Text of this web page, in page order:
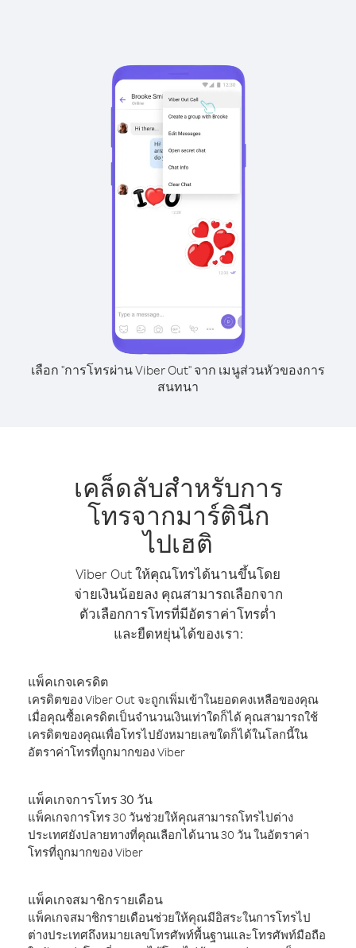
เลือก "การโทรผ่าน Viber Out" จาก เมนูส่วนหัวของการ
สนทนา
เคล็ดลับสำหรับการ
โทรจากมาร์ตินีก
ไปเฮติ
Viber Out ให้คุณโทรได้นานขึ้นโดย
จ่ายเงินน้อยลง คุณสามารถเลือกจาก
ตัวเลือกการโทรที่มีอัตราค่าโทรต่ำ
และยืดหยุ่นได้ของเรา:
แพ็คเกจเครดิต
เครดิตของ Viber Out จะถูกเพิ่มเข้าในยอดคงเหลือของคุณ
เมื่อคุณซื้อเครดิตเป็นจำนวนเงินเท่าใดก็ได้ คุณสามารถใช้
เครดิตของคุณเพื่อโทรไปยังหมายเลขใดก็ได้ในโลกนี้ใน
อัตราค่าโทรที่ถูกมากของ Viber
แพ็คเกจการโทร 30 วัน
แพ็คเกจการโทร 30 วันช่วยให้คุณสามารถโทรไปต่าง
ประเทศยังปลายทางที่คุณเลือกได้นาน 30 วัน ในอัตราค่า
โทรที่ถูกมากของ Viber
แพ็คเกจสมาชิกรายเดือน
แพ็คเกจสมาชิกรายเดือนช่วยให้คุณมีอิสระในการโทรไป
ต่างประเทศถึงหมายเลขโทรศัพท์พื้นฐานและโทรศัพท์มือถือ